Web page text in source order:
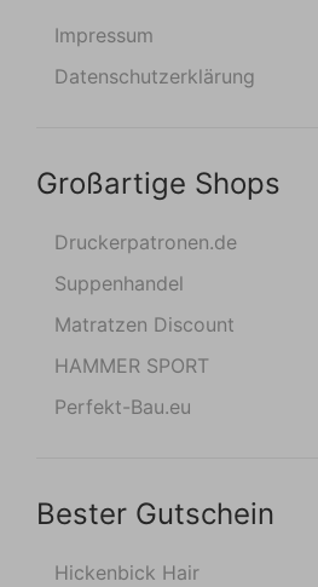
Impressum
Datenschutzerklärung
Großartige Shops
Druckerpatronen.de
Suppenhandel
Matratzen Discount
HAMMER SPORT
Perfekt-Bau.eu
Bester Gutschein
Hickenbick Hair